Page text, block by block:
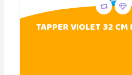
TAPPER VIOLET 32